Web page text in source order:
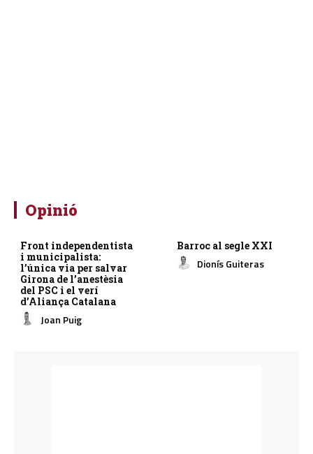
Opinió
Front independentista
i municipalista:
l’única via per salvar
Girona de l’anestèsia
del PSC i el verí
d’Aliança Catalana
Joan Puig
Barroc al segle XXI
Dionís Guiteras